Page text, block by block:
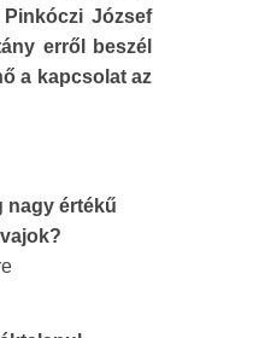
Pinkóczi József
erről beszél
a kapcsolat az
nagy értékű